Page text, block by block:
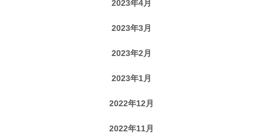
2023年4月
2023年3月
2023年2月
2023年1月
2022年12月
2022年11月